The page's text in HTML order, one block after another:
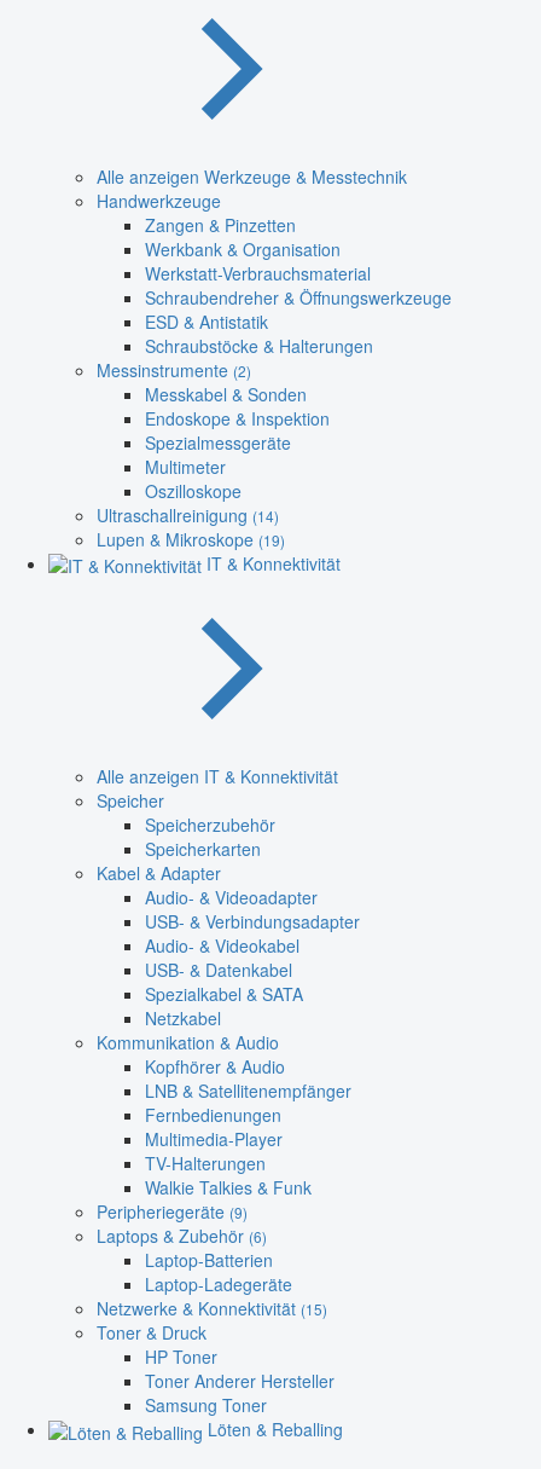
Alle anzeigen Werkzeuge & Messtechnik
Handwerkzeuge
Zangen & Pinzetten
Werkbank & Organisation
Werkstatt-Verbrauchsmaterial
Schraubendreher & Öffnungswerkzeuge
ESD & Antistatik
Schraubstöcke & Halterungen
Messinstrumente (2)
Messkabel & Sonden
Endoskope & Inspektion
Spezialmessgeräte
Multimeter
Oszilloskope
Ultraschallreinigung (14)
Lupen & Mikroskope (19)
IT & Konnektivität
Alle anzeigen IT & Konnektivität
Speicher
Speicherzubehör
Speicherkarten
Kabel & Adapter
Audio- & Videoadapter
USB- & Verbindungsadapter
Audio- & Videokabel
USB- & Datenkabel
Spezialkabel & SATA
Netzkabel
Kommunikation & Audio
Kopfhörer & Audio
LNB & Satellitenempfänger
Fernbedienungen
Multimedia-Player
TV-Halterungen
Walkie Talkies & Funk
Peripheriegeräte (9)
Laptops & Zubehör (6)
Laptop-Batterien
Laptop-Ladegeräte
Netzwerke & Konnektivität (15)
Toner & Druck
HP Toner
Toner Anderer Hersteller
Samsung Toner
Löten & Reballing